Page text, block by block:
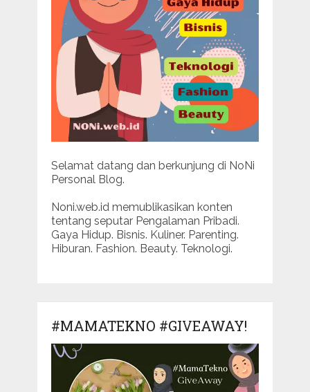
Selamat datang dan berkunjung di NoNi
Personal Blog.
Noni.web.id memublikasikan konten
tentang seputar Pengalaman Pribadi.
Gaya Hidup. Bisnis. Kuliner. Parenting.
Hiburan. Fashion. Beauty. Teknologi.
#MAMATEKNO #GIVEAWAY!